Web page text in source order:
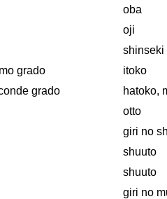
oba
oji
shinseki
grado
itoko
grado
hatoko,
otto
giri no
shuuto
shuuto
giri no